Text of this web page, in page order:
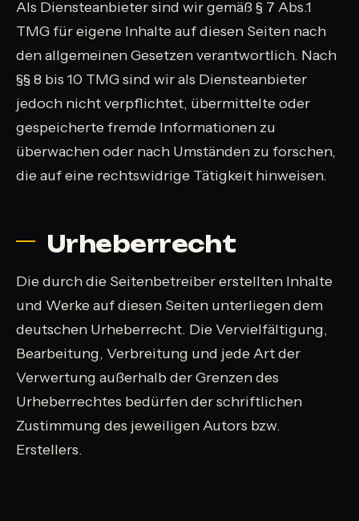
Als Diensteanbieter sind wir gemäß § 7 Abs.1
TMG für eigene Inhalte auf diesen Seiten nach
den allgemeinen Gesetzen verantwortlich. Nach
§§ 8 bis 10 TMG sind wir als Diensteanbieter
jedoch nicht verpflichtet, übermittelte oder
gespeicherte fremde Informationen zu
überwachen oder nach Umständen zu forschen,
die auf eine rechtswidrige Tätigkeit hinweisen.
Urheberrecht
Die durch die Seitenbetreiber erstellten Inhalte
und Werke auf diesen Seiten unterliegen dem
deutschen Urheberrecht. Die Vervielfältigung,
Bearbeitung, Verbreitung und jede Art der
Verwertung außerhalb der Grenzen des
Urheberrechtes bedürfen der schriftlichen
Zustimmung des jeweiligen Autors bzw.
Erstellers.